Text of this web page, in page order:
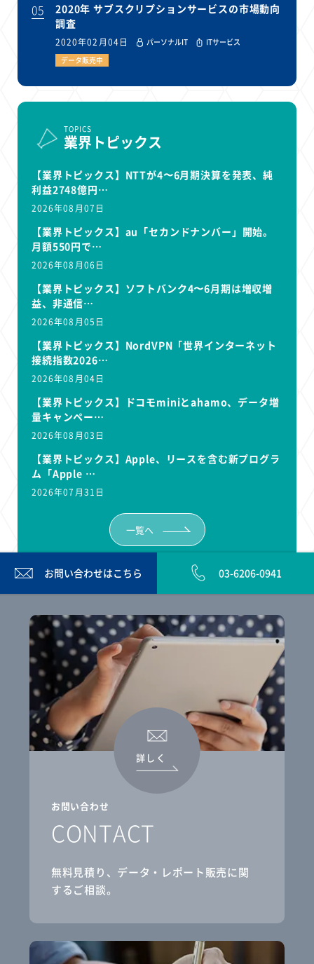
05
2020年 サブスクリプションサービスの市場動向
調査
2020年02月04日 パーソナルIT
ITサービス
データ販売中
TOPICS
業界トピックス
【業界トピックス】NTTが4〜6月期決算を発表、純
利益2748億円…
2026年08月07日
【業界トピックス】au「セカンドナンバー」開始。
月額550円で…
2026年08月06日
【業界トピックス】ソフトバンク4〜6月期は増収増
益、非通信…
2026年08月05日
【業界トピックス】NordVPN「世界インターネット
接続指数2026…
2026年08月04日
【業界トピックス】ドコモminiとahamo、データ増
量キャンペー…
2026年08月03日
【業界トピックス】Apple、リースを含む新プログラ
ム「Apple …
2026年07月31日
一覧へ
お問い合わせはこちら 03-6206-0941
お問い合わせ
CONTACT
無料見積り、データ・レポート販売に関
するご相談。
詳しく